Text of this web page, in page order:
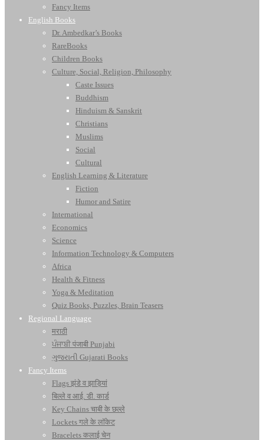
Fancy Items
English Books
Dr. Ambedkar’s Books
RareBooks
Children Books
Culture, Social, Religion, Philosophy
Caste Issues
Buddhism
Hinduism & Sanskrit
Christians
Muslims
Social
Cultural
English Learning & Literature
Fiction
Humor and Satire
International
Economics
Science
Information Technology & Computers
Africa
Health & Fitness
Yoga & Meditation
Quiz Books, Puzzles, Brain Teasers
Regional Language
मराठी
ਪੰਜਾਬੀ पंजाबी Punjabi
ગુજરાતી Gujarati Books
Fancy Items
Flags झंडे व झाड़ियां
बिल्ले व आई. डी. कार्ड
Key Chains चाबी के छल्ले
Lockets गले के लॉकेट
Bracelets कलाई चेन